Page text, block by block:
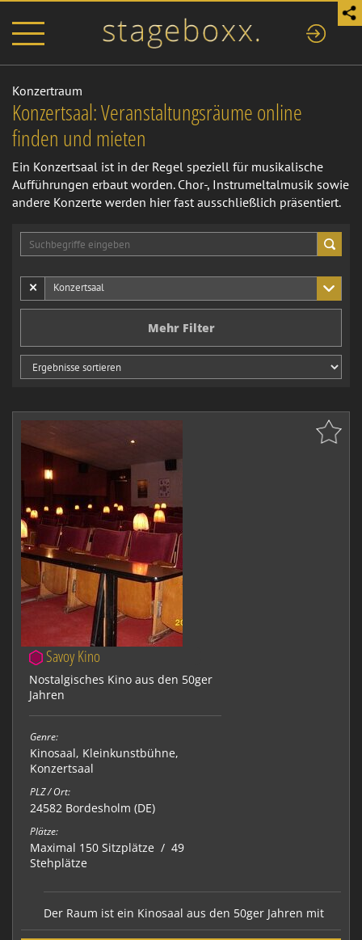
Konzertraum
Konzertsaal: Veranstaltungsräume online
finden und mieten
Ein Konzertsaal ist in der Regel speziell für musikalische
Aufführungen erbaut worden. Chor-, Instrumeltalmusik sowie
andere Konzerte werden hier fast ausschließlich präsentiert.
× Konzertsaal
Mehr Filter
Savoy Kino
Nostalgisches Kino aus den 50ger
Jahren
Genre:
Kinosaal, Kleinkunstbühne,
Konzertsaal
PLZ / Ort:
24582 Bordesholm (DE)
Plätze:
Maximal 150 Sitzplätze / 49
Stehplätze
Der Raum ist ein Kinosaal aus den 50ger Jahren mit
einer festen Bühne . Es gibt 125 feste Sitzplätze, man